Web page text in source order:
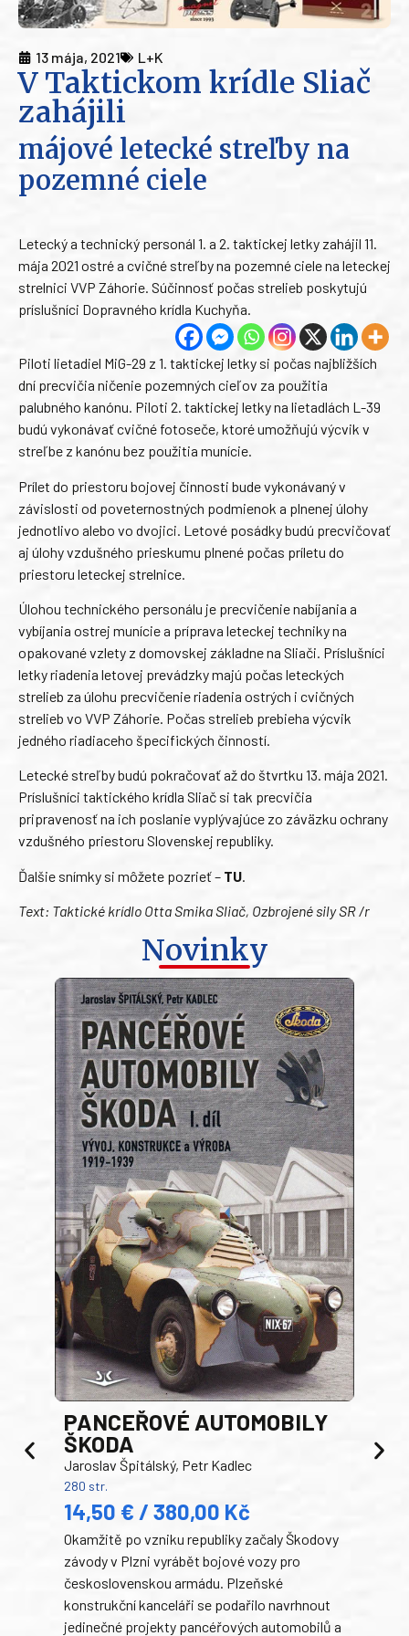
13 mája, 2021 L+K
V Taktickom krídle Sliač
zahájili
májové letecké streľby na
pozemné ciele
Letecký a technický personál 1. a 2. taktickej letky zahájil 11.
mája 2021 ostré a cvičné streľby na pozemné ciele na leteckej
strelnici VVP Záhorie. Súčinnosť počas strelieb poskytujú
príslušníci Dopravného krídla Kuchyňa.
Piloti lietadiel MiG-29 z 1. taktickej letky si počas najbližších
dní precvičia ničenie pozemných cieľov za použitia
palubného kanónu. Piloti 2. taktickej letky na lietadlách L-39
budú vykonávať cvičné fotoseče, ktoré umožňujú výcvik v
streľbe z kanónu bez použitia munície.
Prílet do priestoru bojovej činnosti bude vykonávaný v
závislosti od poveternostných podmienok a plnenej úlohy
jednotlivo alebo vo dvojici. Letové posádky budú precvičovať
aj úlohy vzdušného prieskumu plnené počas príletu do
priestoru leteckej strelnice.
Úlohou technického personálu je precvičenie nabíjania a
vybíjania ostrej munície a príprava leteckej techniky na
opakované vzlety z domovskej základne na Sliači. Príslušníci
letky riadenia letovej prevádzky majú počas leteckých
strelieb za úlohu precvičenie riadenia ostrých i cvičných
strelieb vo VVP Záhorie. Počas strelieb prebieha výcvik
jedného riadiaceho špecifických činností.
Letecké streľby budú pokračovať až do štvrtku 13. mája 2021.
Príslušníci taktického krídla Sliač si tak precvičia
pripravenosť na ich poslanie vyplývajúce zo záväzku ochrany
vzdušného priestoru Slovenskej republiky.
Ďalšie snímky si môžete pozrieť – TU
Text: Taktické krídlo Otta Smika Sliač, Ozbrojené sily SR /r
Novinky
PANCEŘOVÉ AUTOMOBILY
ŠKODA
Jaroslav Špitálský, Petr Kadlec
280 str.
14,50 € / 380,00 Kč
Okamžitě po vzniku republiky začaly Škodovy
závody v Plzni vyrábět bojové vozy pro
československou armádu. Plzeňské
konstrukční kanceláři se podařilo navrhnout
jedinečné projekty pancéřových automobilů a